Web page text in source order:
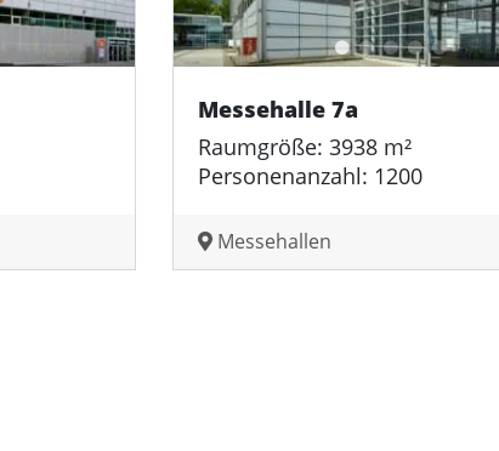
Messehalle 7a
Raumgröße: 3938 m²
Personenanzahl: 1200
Messehallen